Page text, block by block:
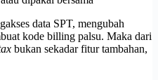
data SPT, mengubah
kode billing palsu. Maka dari
bukan sekadar fitur tambahan,